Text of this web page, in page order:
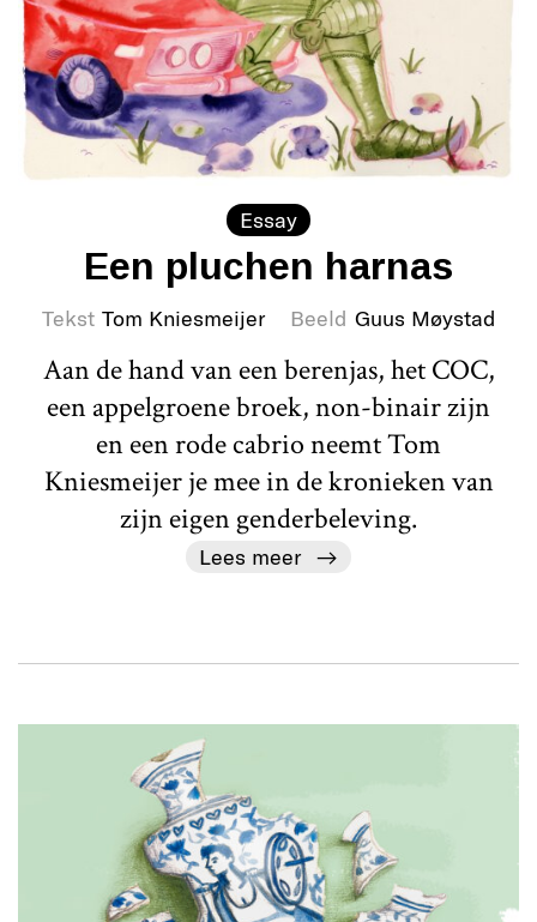
Essay
Een pluchen harnas
Tekst Tom Kniesmeijer Beeld Guus Møystad
Aan de hand van een berenjas, het COC,
een appelgroene broek, non-binair zijn
en een rode cabrio neemt Tom
Kniesmeijer je mee in de kronieken van
zijn eigen genderbeleving.
Lees meer